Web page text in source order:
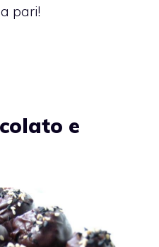
pari!
e